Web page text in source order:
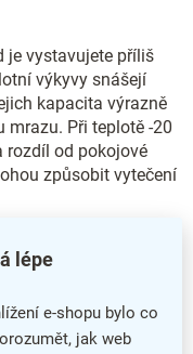
lépe
e-shopu bylo co
jak web
je vystavujete příliš
výkyvy snášejí
kapacita výrazně
mrazu. Při teplotě -20
rozdíl od pokojové
způsobit vytečení